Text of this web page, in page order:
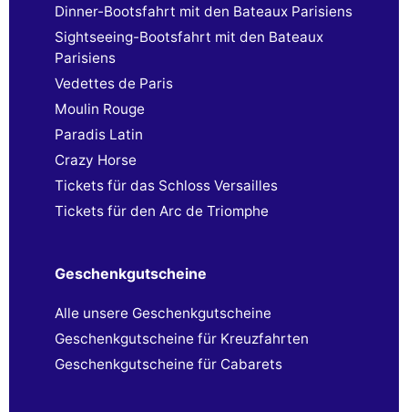
Dinner-Bootsfahrt mit den Bateaux Parisiens
Sightseeing-Bootsfahrt mit den Bateaux
Parisiens
Vedettes de Paris
Moulin Rouge
Paradis Latin
Crazy Horse
Tickets für das Schloss Versailles
Tickets für den Arc de Triomphe
Geschenkgutscheine
Alle unsere Geschenkgutscheine
Geschenkgutscheine für Kreuzfahrten
Geschenkgutscheine für Cabarets